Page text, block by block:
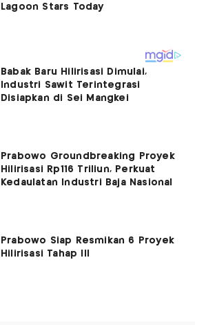
Babak Baru Hilirisasi Dimulai,
Industri Sawit Terintegrasi
Disiapkan di Sei Mangkei
Prabowo Groundbreaking Proyek
Hilirisasi Rp116 Triliun, Perkuat
Kedaulatan Industri Baja Nasional
Prabowo Siap Resmikan 6 Proyek
Hilirisasi Tahap III